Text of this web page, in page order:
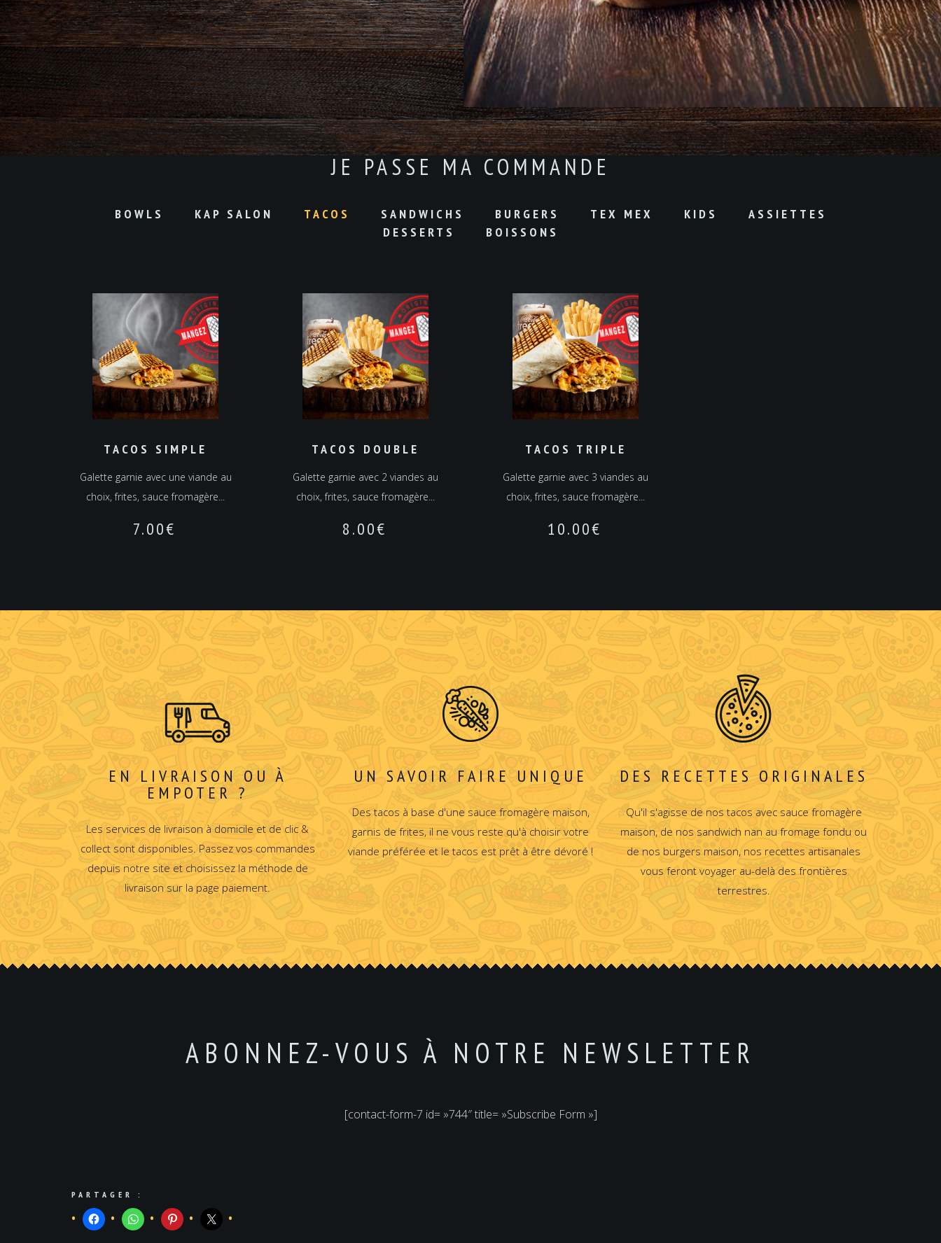
JE PASSE MA COMMANDE
BOWLS KAP SALON TACOS SANDWICHS BURGERS TEX MEX KIDS
ASSIETTES
DESSERTS
BOISSONS
TACOS SIMPLE
Galette garnie avec une viande au
choix, frites, sauce fromagère...
7.00€
TACOS DOUBLE
Galette garnie avec 2 viandes au
choix, frites, sauce fromagère...
8.00€
TACOS TRIPLE
Galette garnie avec 3 viandes au
choix, frites, sauce fromagère...
10.00€
EN LIVRAISON OU À
EMPOTER ?
Les services de livraison à domicile et de clic &
collect sont disponibles. Passez vos commandes
depuis notre site et choisissez la méthode de
livraison sur la page paiement.
UN SAVOIR FAIRE UNIQUE
Des tacos à base d'une sauce fromagère maison,
garnis de frites, il ne vous reste qu'à choisir votre
viande préférée et le tacos est prêt à être dévoré !
DES RECETTES ORIGINALES
Qu'il s'agisse de nos tacos avec sauce fromagère
maison, de nos sandwich nan au fromage fondu ou
de nos burgers maison, nos recettes artisanales
vous feront voyager au-delà des frontières
terrestres.
ABONNEZ-VOUS À NOTRE NEWSLETTER
[contact-form-7 id= »744″ title= »Subscribe Form »]
PARTAGER :